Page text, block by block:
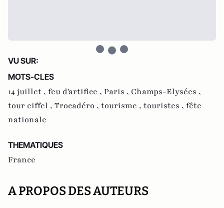
VU SUR:
MOTS-CLES
14 juillet , feu d'artifice , Paris , Champs-Elysées ,
tour eiffel , Trocadéro , tourisme , touristes , fête
nationale
THEMATIQUES
France
A PROPOS DES AUTEURS